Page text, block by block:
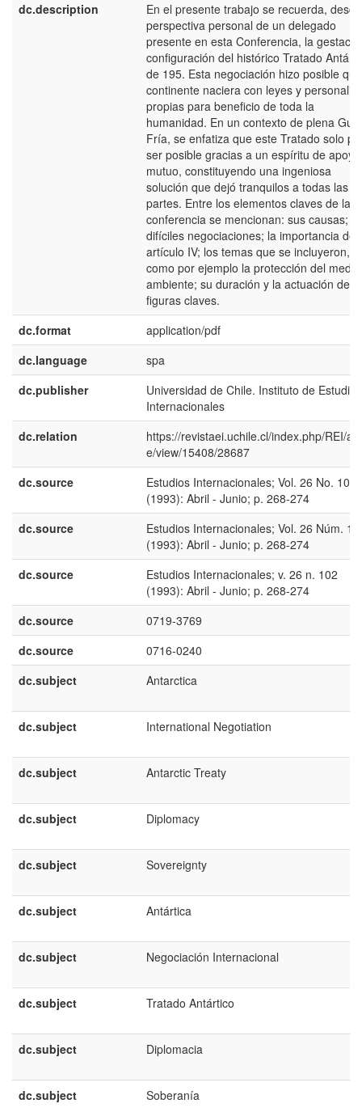
dc.description
En el presente trabajo se recuerda,
perspectiva personal de un delegado
presente en esta Conferencia, la
configuración del histórico Tratado
de 195. Esta negociación hizo posible
continente naciera con leyes y
propias para beneficio de toda la
humanidad. En un contexto de plena
Fría, se enfatiza que este Tratado solo
ser posible gracias a un espíritu de apoyo
mutuo, constituyendo una ingeniosa
solución que dejó tranquilos a todas las
partes. Entre los elementos claves de la
conferencia se mencionan: sus causas;
difíciles negociaciones; la importancia de
artículo IV; los temas que se incluyeron,
como por ejemplo la protección del medio
ambiente; su duración y la actuación de
figuras claves.
dc.format
application/pdf
dc.language
spa
dc.publisher
Universidad de Chile. Instituto de Estudios
Internacionales
dc.relation
https://revistaei.uchile.cl/index.php/REI/
e/view/15408/28687
dc.source
Estudios Internacionales; Vol. 26 No. 102
(1993): Abril - Junio; p. 268-274
dc.source
Estudios Internacionales; Vol. 26 Núm.
(1993): Abril - Junio; p. 268-274
dc.source
Estudios Internacionales; v. 26 n. 102
(1993): Abril - Junio; p. 268-274
dc.source
0719-3769
dc.source
0716-0240
dc.subject
Antarctica
dc.subject International Negotiation
dc.subject Antarctic Treaty
dc.subject Diplomacy
dc.subject Sovereignty
dc.subject Antártica
dc.subject Negociación Internacional
dc.subject Tratado Antártico
dc.subject Diplomacia
dc.subject Soberanía